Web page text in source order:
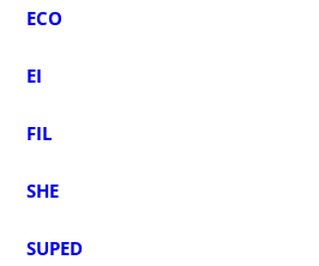
ECO
EI
FIL
SHE
SUPED